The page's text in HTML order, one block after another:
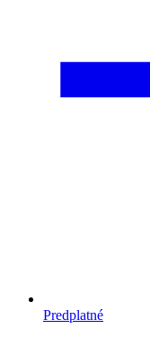
Predplatné